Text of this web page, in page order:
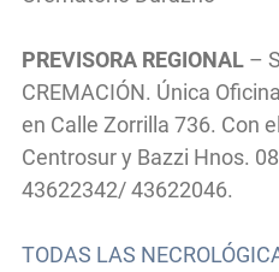
PREVISORA REGIONAL –
CREMACIÓN. Única
en Calle Zorrilla 736. Con
Centrosur y Bazzi Hnos.
43622342/ 43622046.
TODAS LAS